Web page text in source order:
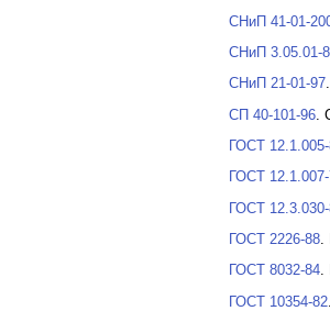
СНиП 41-01-
СНиП 3.05.01-
СНиП 21-01-97
СП 40-101-96
ГОСТ
ГОСТ
ГОСТ
ГОСТ 2226-88.
ГОСТ 8032-84.
ГОСТ 10354-82